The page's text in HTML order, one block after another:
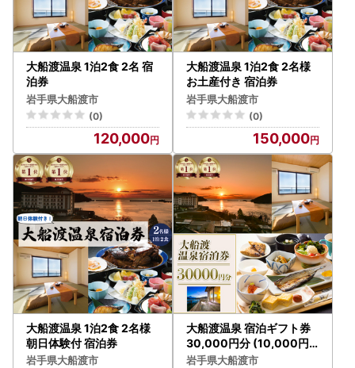
電話：050-1730-1198（9:00～17:00 ※土日祝・年末年始
を除く）
メール：ofunato@furusato-supports.com
大船渡温泉 1泊2食 2名 宿
泊券
岩手県大船渡市
(0)
120,000
大船渡温泉 1泊2食 2名様
お土産付き 宿泊券
岩手県大船渡市
(0)
150,000
大船渡温泉 1泊2食 2名様
朝日体験付 宿泊券
岩手県大船渡市
大船渡温泉 宿泊ギフト券
30,000円分 (10,000円
分×3枚)
岩手県大船渡市